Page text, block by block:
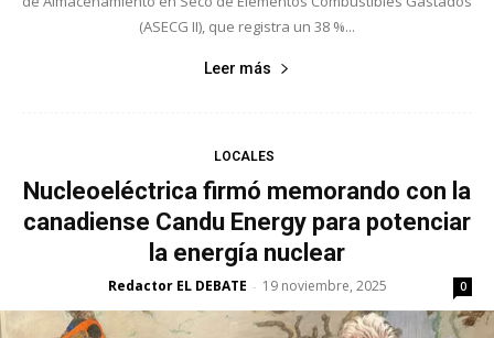
(ASECG II), que registra un 38 %...
Leer más
LOCALES
Nucleoeléctrica firmó memorando con la
canadiense Candu Energy para potenciar
la energía nuclear
Redactor EL DEBATE - 19 noviembre, 2025 0